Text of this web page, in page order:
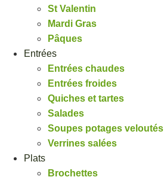
St Valentin
Mardi Gras
Pâques
Entrées
Entrées chaudes
Entrées froides
Quiches et tartes
Salades
Soupes potages veloutés
Verrines salées
Plats
Brochettes